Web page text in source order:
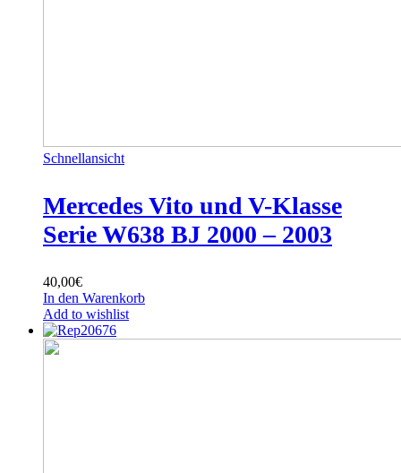
Schnellansicht
Mercedes Vito und V-Klasse
Serie W638 BJ 2000 – 2003
40,00€
In den Warenkorb
Add to wishlist